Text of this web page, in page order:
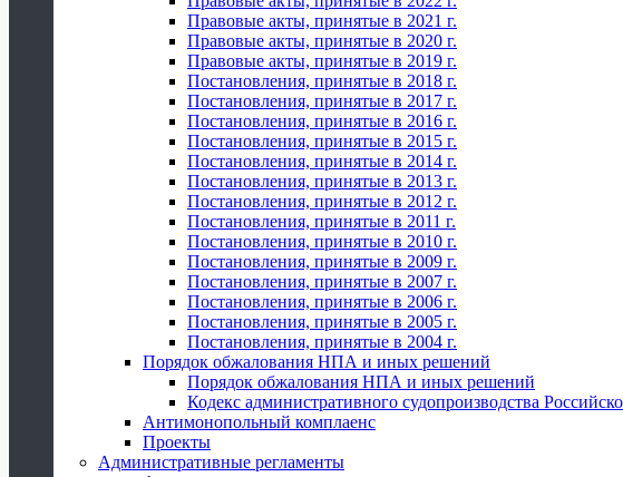
Правовые акты, принятые в 2021 г.
Правовые акты, принятые в 2020 г.
Правовые акты, принятые в 2019 г.
Постановления, принятые в 2018 г.
Постановления, принятые в 2017 г.
Постановления, принятые в 2016 г.
Постановления, принятые в 2015 г.
Постановления, принятые в 2014 г.
Постановления, принятые в 2013 г.
Постановления, принятые в 2012 г.
Постановления, принятые в 2011 г.
Постановления, принятые в 2010 г.
Постановления, принятые в 2009 г.
Постановления, принятые в 2007 г.
Постановления, принятые в 2006 г.
Постановления, принятые в 2005 г.
Постановления, принятые в 2004 г.
Порядок обжалования НПА и иных решений
Порядок обжалования НПА и иных решений
Кодекс административного судопроизводства
Антимонопольный комплаенс
Проекты
Административные регламенты